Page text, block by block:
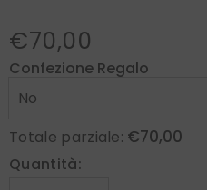
€70,00
Confezione Regalo
Totale parziale: €70,00
Quantità: